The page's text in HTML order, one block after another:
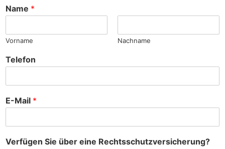
e
Name *
Vorname Nachname
Telefon
E-Mail *
Verfügen Sie über eine Rechtsschutzversicherung?